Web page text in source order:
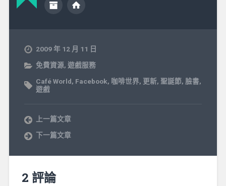
2009 年 12 月 11 日
免費資源, 遊戲服務
Café World, Facebook, 咖啡世界, 更新, 聖誕節, 臉書,
遊戲
上一篇文章
下一篇文章
2 評論